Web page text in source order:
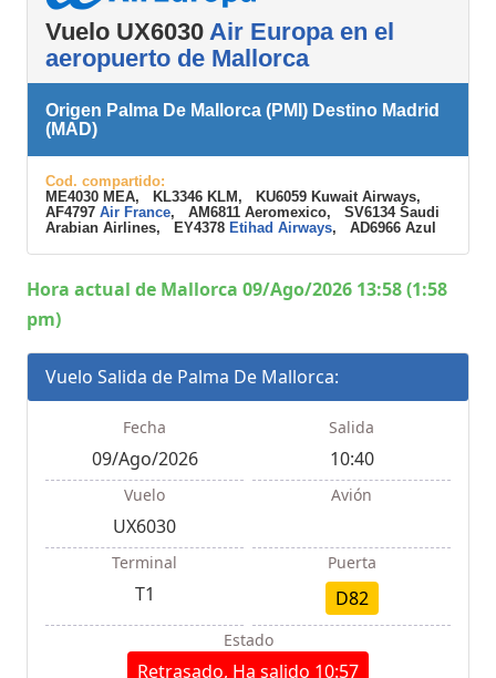
Vuelo UX6030 Air Europa en el
aeropuerto de Mallorca
Origen Palma De Mallorca (PMI) Destino Madrid
(MAD)
Cod. compartido:
ME4030 MEA, KL3346 KLM, KU6059 Kuwait Airways,
AF4797 Air France, AM6811 Aeromexico, SV6134 Saudi
Arabian Airlines, EY4378 Etihad Airways, AD6966 Azul
Hora actual de Mallorca 09/Ago/2026 13:58 (1:58
pm)
Vuelo Salida de Palma De Mallorca:
Fecha
09/Ago/2026
Salida
10:40
Vuelo
UX6030
Avión
Terminal
T1
Puerta
D82
Estado
Retrasado, Ha salido 10:57